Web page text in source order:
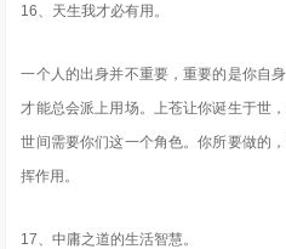
16、天生我才必有用。
一个人的出身并不重要，重要的是你自
才能总会派上用场。上苍让你诞生于世
世间需要你们这一个角色。你所要做的
挥作用。
17、中庸之道的生活智慧。